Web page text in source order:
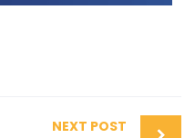
NEXT POST